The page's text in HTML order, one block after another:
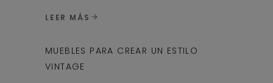
LEER MÁS
MUEBLES PARA CREAR UN ESTILO
VINTAGE